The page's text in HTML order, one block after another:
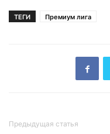
ТЕГИ Премиум лига
Предыдущая статья